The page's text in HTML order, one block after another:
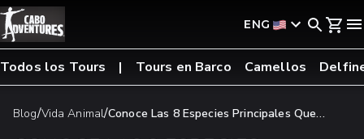
ENG
Todos los Tours Tours en Barco Camellos
Blog/Vida Animal/Conoce Las 8 Especies Principales Que